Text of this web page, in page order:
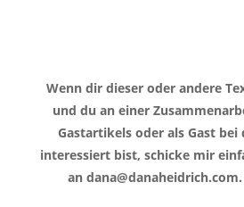
Wenn dir dieser oder andere
und du an einer
Gastartikels oder als Gast bei
interessiert bist, schicke mir
an